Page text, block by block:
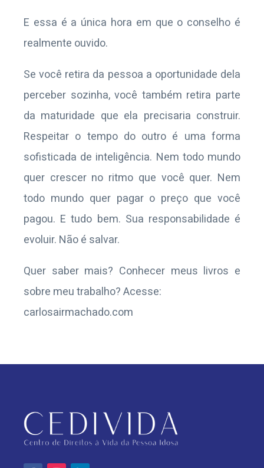
E essa é a única hora em que o conselho é
realmente ouvido.
Se você retira da pessoa a oportunidade dela
perceber sozinha, você também retira parte
da maturidade que ela precisaria construir.
Respeitar o tempo do outro é uma forma
sofisticada de inteligência. Nem todo mundo
quer crescer no ritmo que você quer. Nem
todo mundo quer pagar o preço que você
pagou. E tudo bem. Sua responsabilidade é
evoluir. Não é salvar.
Quer saber mais? Conhecer meus livros e
sobre meu trabalho? Acesse:
carlosairmachado.com